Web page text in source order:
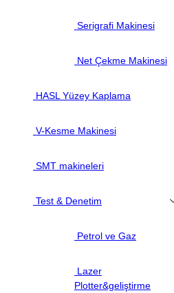
Serigrafi Makinesi
Net Çekme Makinesi
HASL Yüzey Kaplama
V-Kesme Makinesi
SMT makineleri
Test & Denetim
Petrol ve Gaz
Lazer
Plotter&geliştirme